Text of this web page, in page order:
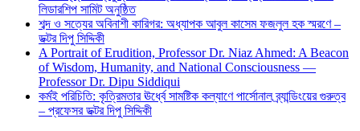
লিডারশিপ সামিট অনুষ্ঠিত
শব্দ ও সত্যের অবিনাশী কারিগর: অধ্যাপক আবুল কাসেম ফজলুল হক স্মরণে –
ডক্টর দিপু সিদ্দিকী
A Portrait of Erudition, Professor Dr. Niaz Ahmed: A Beacon
of Wisdom, Humanity, and National Consciousness —
Professor Dr. Dipu Siddiqui
কর্মই পরিচিতি: কৃত্রিমতার ঊর্ধ্বে সামষ্টিক কল্যাণে পার্সোনাল ব্র্যান্ডিংয়ের গুরুত্ব
– প্রফেসর ডক্টর দিপু সিদ্দিকী